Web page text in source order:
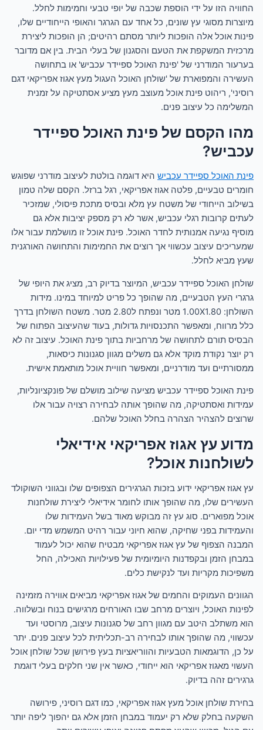
החוויה הזו על ידי הוספת שכבה של יופי טבעי וחמימות לחלל.
מיוצרות מסוגי עץ שונים, כל אחד עם הגרגר והאופי הייחודיים שלו,
פינות אוכל אלה הופכות ליותר מסתם רהיטים; הן הופכות ליצירת
מרכזית המשקפת את הטעם והסגנון של בעלי הבית. בין אם מדובר
בערעור המודרני של 'פינת האוכל ספיידר עכביש' או בתחושה
העשירה והמפוארת של 'שולחן האוכל העגול מעץ אגוז אפריקאי דגם
רוסיני', ריהוט פינת אוכל מעוצב מעץ מציע אסתטיקה על זמנית
המשלימה כל עיצוב פנים.
מהו הקסם של פינת האוכל ספיידר
עכביש?
פינת האוכל ספיידר עכבישהיא דוגמה בולטת לעיצוב מודרני שפוגש
חומרים טבעיים, פלטה אגוז אפריקאי, רגל ברזל. הקסם שלה טמון
בשילוב הייחודי של משטח עץ מלא ובסיס מתכת פיסולי, שמזכיר
לעתים קרובות רגלי עכביש, אשר לא רק מספק יציבות אלא גם
מוסיף נגיעה אמנותית לחדר האוכל. פינת אוכל זו מושלמת עבור אלו
שמעריכים עיצוב עכשווי אך רוצים את החמימות והתחושה האורגנית
שעץ מביא לחלל.
שולחן האוכל ספיידר עכביש, המיוצר בדיוק רב, מציג את היופי של
גרגרי העץ הטבעיים, מה שהופך כל פריט למיוחד במינו. מידות
השולחן: 1.00X1.80 מטר ונפתח ל2.80 מטר. משטח השולחן בדרך
כלל מרווח, ומאפשר התכנסויות גדולות, בעוד שהעיצוב הפתוח של
הבסיס תורם לתחושה של מרחביות בתוך פינת האוכל. עיצוב זה לא
רק יוצר נקודת מוקד אלא גם משלים מגוון סגנונות כיסאות,
ממסורתיים ועד מודרניים, ומאפשר חוויית אוכל מותאמת אישית.
פינת האוכל ספיידר עכביש מציעה שילוב מושלם של פונקציונליות,
עמידות ואסתטיקה, מה שהופך אותה לבחירה רצויה עבור אלו
שרוצים להצהיר הצהרה בחלל האוכל שלהם.
מדוע עץ אגוז אפריקאי אידיאלי
לשולחנות אוכל?
עץ אגוז אפריקאי ידוע בזכות הגרגירים הצפופים שלו ובגווני השוקולד
העשירים שלו, מה שהופך אותו לחומר אידיאלי ליצירת שולחנות
אוכל מפוארים. סוג עץ זה מבוקש מאוד בשל העמידות שלו
והעמידות בפני שחיקה, שהוא חיוני עבור רהיט המשמש מדי יום.
המבנה הצפוף של עץ אגוז אפריקאי מבטיח שהוא יכול לעמוד
במבחן הזמן ובקפדנות היומיומית של פעילויות האכילה, החל
משפיכות מקריות ועד לנקישת כלים.
הגוונים העמוקים והחמים של אגוז אפריקאי מביאים אווירה מזמינה
לפינות האוכל, ויוצרים מרחב שבו האורחים מרגישים בנוח ובשלווה.
הוא משתלב היטב עם מגוון רחב של סגנונות עיצוב, מרוסטי ועד
עכשווי, מה שהופך אותו לבחירה רב-תכליתית לכל עיצוב פנים. יתר
על כן, הדוגמאות הטבעיות והווריאציות בעץ פירושן שכל שולחן אוכל
העשוי מאגוז אפריקאי הוא ייחודי, כאשר אין שני חלקים בעלי דוגמת
גרגירים זהה בדיוק.
בחירת שולחן אוכל מעץ אגוז אפריקאי, כמו דגם רוסיני, פירושה
השקעה בחלק שלא רק יעמוד במבחן הזמן אלא גם יהפוך ליפה יותר